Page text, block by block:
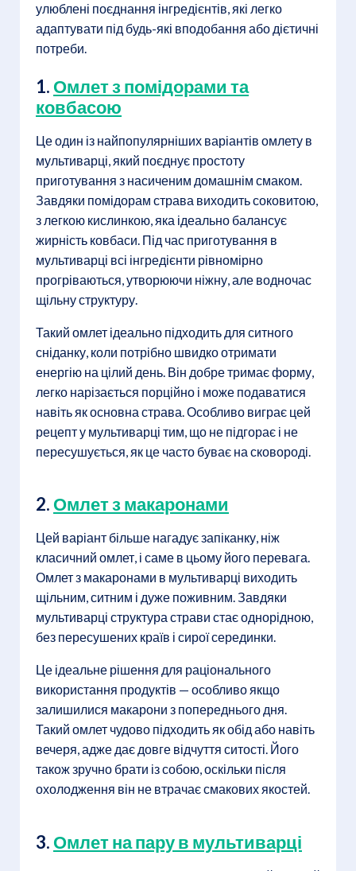
улюблені поєднання інгредієнтів, які легко
адаптувати під будь-які вподобання або дієтичні
потреби.
1. Омлет з помідорами та
ковбасою
Це один із найпопулярніших варіантів омлету в
мультиварці, який поєднує простоту
приготування з насиченим домашнім смаком.
Завдяки помідорам страва виходить соковитою,
з легкою кислинкою, яка ідеально балансує
жирність ковбаси. Під час приготування в
мультиварці всі інгредієнти рівномірно
прогріваються, утворюючи ніжну, але водночас
щільну структуру.
Такий омлет ідеально підходить для ситного
сніданку, коли потрібно швидко отримати
енергію на цілий день. Він добре тримає форму,
легко нарізається порційно і може подаватися
навіть як основна страва. Особливо виграє цей
рецепт у мультиварці тим, що не підгорає і не
пересушується, як це часто буває на сковороді.
2. Омлет з макаронами
Цей варіант більше нагадує запіканку, ніж
класичний омлет, і саме в цьому його перевага.
Омлет з макаронами в мультиварці виходить
щільним, ситним і дуже поживним. Завдяки
мультиварці структура страви стає однорідною,
без пересушених країв і сирої серединки.
Це ідеальне рішення для раціонального
використання продуктів — особливо якщо
залишилися макарони з попереднього дня.
Такий омлет чудово підходить як обід або навіть
вечеря, адже дає довге відчуття ситості. Його
також зручно брати із собою, оскільки після
охолодження він не втрачає смакових якостей.
3. Омлет на пару в мультиварці